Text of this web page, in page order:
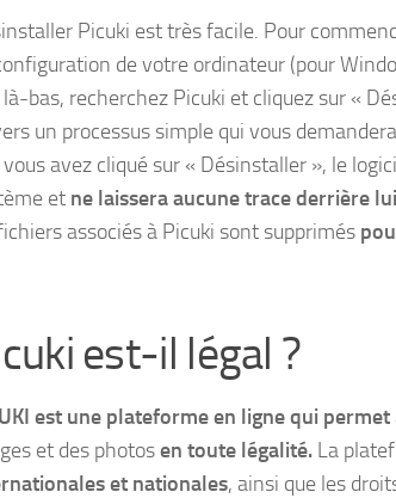
Picuki est très facile. Pour
de votre ordinateur (pour
bas, recherchez Picuki et cliquez sur «
un processus simple qui vous
vous avez cliqué sur « Désinstaller », le
et ne laissera aucune trace derrière lui
associés à Picuki sont supprimés
est-il légal ?
est une plateforme en ligne qui permet
et des photosen toute légalité. La
et nationales, ainsi que les